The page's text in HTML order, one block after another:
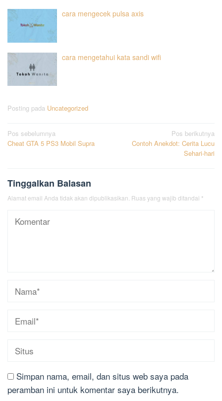
cara mengecek pulsa axis
cara mengetahui kata sandi wifi
Posting pada Uncategorized
Navigasi
pos
Pos sebelumnya
Cheat GTA 5 PS3 Mobil Supra
Pos berikutnya
Contoh Anekdot: Cerita Lucu
Sehari-hari
Tinggalkan Balasan
Alamat email Anda tidak akan dipublikasikan. Ruas yang wajib ditandai *
Simpan nama, email, dan situs web saya pada
peramban ini untuk komentar saya berikutnya.